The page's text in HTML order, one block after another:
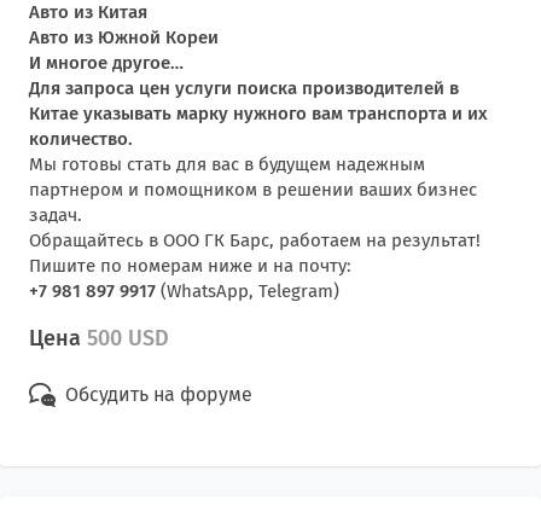
Авто из Китая
Авто из Южной Кореи
И многое другое…
Для запроса цен услуги поиска производителей в
Китае указывать марку нужного вам транспорта и их
количество.
Мы готовы стать для вас в будущем надежным
партнером и помощником в решении ваших бизнес
задач.
Обращайтесь в ООО ГК Барс, работаем на результат!
Пишите по номерам ниже и на почту:
+7 981 897 9917 (WhatsApp, Telegram)
Цена 500 USD
Обсудить на форуме